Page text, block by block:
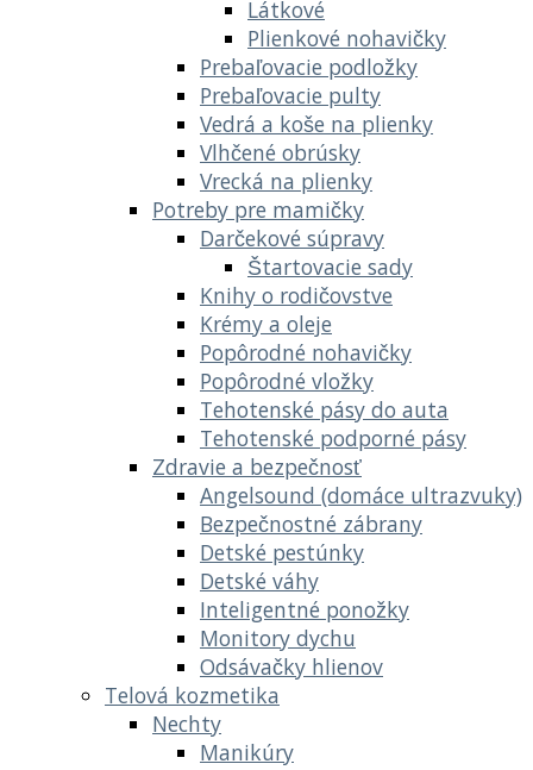
Látkové
Plienkové nohavičky
Prebaľovacie podložky
Prebaľovacie pulty
Vedrá a koše na plienky
Vlhčené obrúsky
Vrecká na plienky
Potreby pre mamičky
Darčekové súpravy
Štartovacie sady
Knihy o rodičovstve
Krémy a oleje
Popôrodné nohavičky
Popôrodné vložky
Tehotenské pásy do auta
Tehotenské podporné pásy
Zdravie a bezpečnosť
Angelsound (domáce ultrazvuky)
Bezpečnostné zábrany
Detské pestúnky
Detské váhy
Inteligentné ponožky
Monitory dychu
Odsávačky hlienov
Telová kozmetika
Nechty
Manikúry